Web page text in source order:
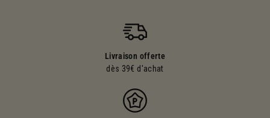
Livraison offerte
dès 39€ d'achat